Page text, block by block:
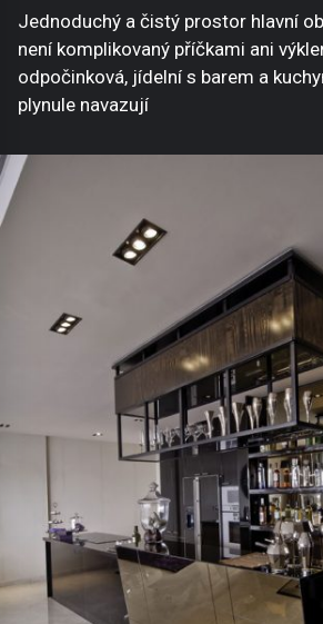
Jednoduchý a čistý prostor hlavní
není komplikovaný příčkami ani
odpočinková, jídelní s barem a
plynule navazují